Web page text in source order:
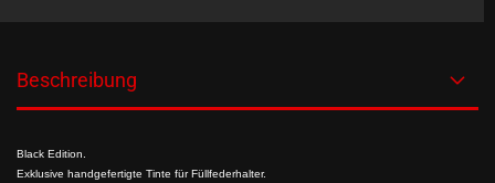
Beschreibung
Black Edition.
Exklusive handgefertigte Tinte für Füllfederhalter.